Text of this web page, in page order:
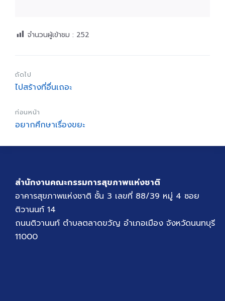
จำนวนผู้เข้าชม : 252
ถัดไป
ไปสร้างที่อื่นเถอะ
ก่อนหน้า
อยากศึกษาเรื่องขยะ
สำนักงานคณะกรรมการสุขภาพแห่งชาติ
อาคารสุขภาพแห่งชาติ ชั้น 3 เลขที่ 88/39 หมู่ 4 ซอย
ติวานนท์ 14
ถนนติวานนท์ ตำบลตลาดขวัญ อำเภอเมือง จังหวัดนนทบุรี
11000